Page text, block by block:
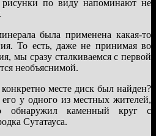
по виду напоминают не
была применена какая-то
То есть, даже не принимая во
мы сразу сталкиваемся с первой
необъяснимой.
месте диск был найден?
у одного из местных жителей,
обнаружил каменный круг с
Сутатауса.